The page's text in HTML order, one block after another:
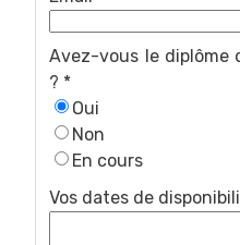
Avez-vous le diplôme
? *
Oui
Non
En cours
Vos dates de